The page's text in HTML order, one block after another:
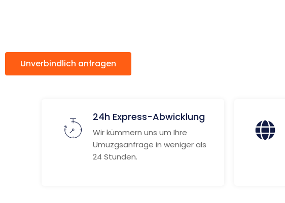
Unverbindlich anfragen
24h Express-Abwicklung
Wir kümmern uns um Ihre
Umuzgsanfrage in weniger als
24 Stunden.